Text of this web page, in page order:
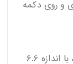
و روی دکمه
اگر اول به ظاهر نمایشگر اشاره کنیم، با اندازه ۶.۶